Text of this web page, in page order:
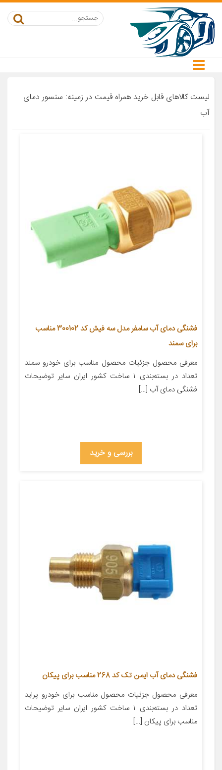
لیست کالاهای قابل خرید همراه قیمت در زمینه: سنسور دمای
آب
فشنگی دمای آب سامفر مدل سه فیش کد 300102 مناسب
برای سمند
معرفی محصول جزئیات محصول مناسب برای خودرو سمند
تعداد در بسته‌بندی ۱ ساخت کشور ایران سایر توضیحات
فشنگی دمای آب […]
بررسی و خرید
فشنگی دمای آب ایمن تک کد 268 مناسب برای پیکان
معرفی محصول جزئیات محصول مناسب برای خودرو پراید
تعداد در بسته‌بندی ۱ ساخت کشور ایران سایر توضیحات
مناسب برای پیکان […]